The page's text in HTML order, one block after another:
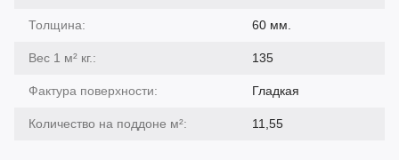
Толщина: 60 мм.
Вес 1 м² кг.: 135
Фактура поверхности: Гладкая
Количество на поддоне м²: 11,55